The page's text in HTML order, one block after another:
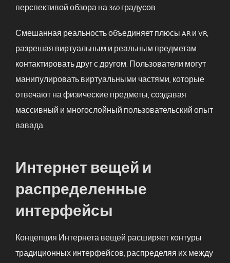
перспективой обзора на 360 градусов.
Смешанная реальность объединяет плюсы AR и VR,
разрешая виртуальным и реальным предметам
контактировать друг с другом. Пользователи могут
манипулировать виртуальными частями, которые
отвечают на физические предметы, создавая
массивный и многослойный пользовательский опыт
вавада.
Интернет вещей и
распределенные
интерфейсы
Концепция Интернета вещей расширяет контуры
традиционных интерфейсов, распределяя их между